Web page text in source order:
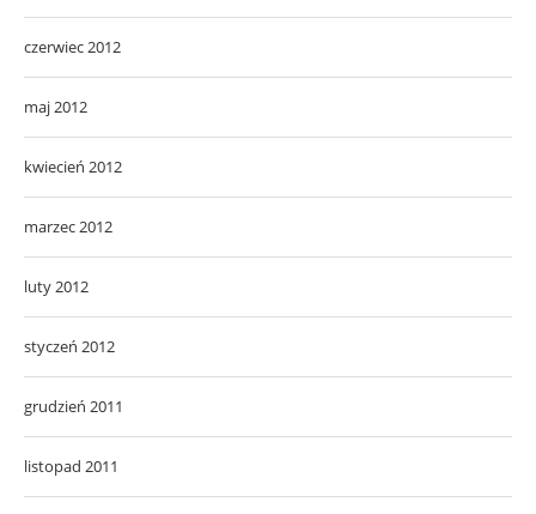
czerwiec 2012
maj 2012
kwiecień 2012
marzec 2012
luty 2012
styczeń 2012
grudzień 2011
listopad 2011